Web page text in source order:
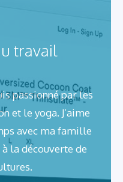
travail
passionné par les
et le yoga. J’aime
avec ma famille
la découverte de